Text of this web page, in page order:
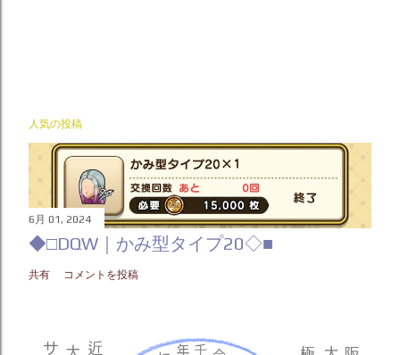
人気の投稿
6月 01, 2024
◆□DQW｜かみ型タイプ20◇■
共有 コメントを投稿